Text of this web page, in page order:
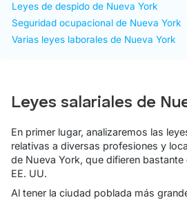
Leyes de despido de Nueva York
Seguridad ocupacional de Nueva York
Varias leyes laborales de Nueva York
Leyes salariales de
En primer lugar, analizaremos las
relativas a diversas profesiones y
de Nueva York, que difieren
EE. UU.
Al tener la ciudad poblada más